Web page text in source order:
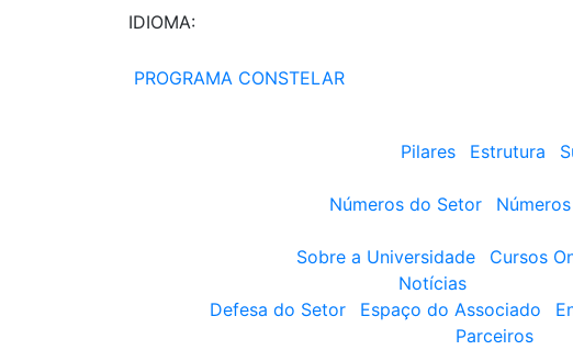
IDIOMA:
PROGRAMA CONSTELAR
Pilares
Estrutura
Números do Setor
Sobre a Universidade
Cursos
Notícias
Defesa do Setor
Espaço do Associado
Parceiros